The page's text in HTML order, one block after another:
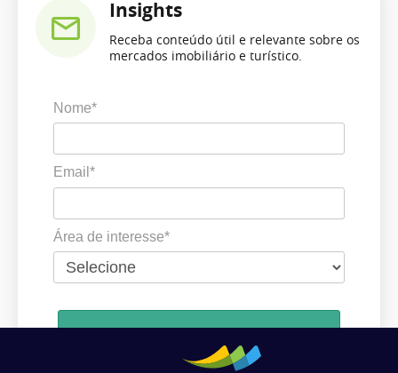
Insights
Receba conteúdo útil e relevante sobre os
mercados imobiliário e turístico.
Nome*
Email*
Área de interesse*